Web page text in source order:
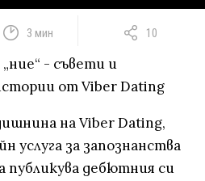
3 мин 10
„ние“ - съвети и
от Viber Dating
на Viber Dating,
услуга за запознанства
публикува дебютния си